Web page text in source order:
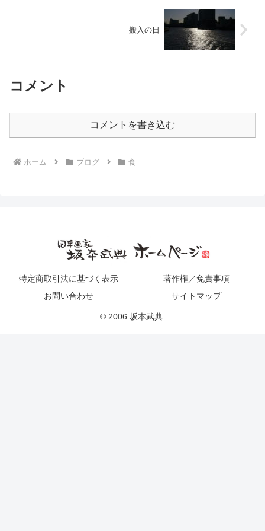
搬入の日
コメント
コメントを書き込む
ホーム ブログ 食
特定商取引法に基づく表示
著作権／免責事項
お問い合わせ
サイトマップ
© 2006 坂本武典.